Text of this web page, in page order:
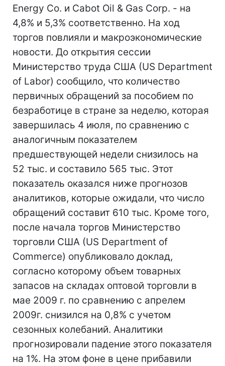
Energy Co. и Cabot Oil & Gas Corp. - на
4,8% и 5,3% соответственно. На ход
торгов повлияли и макроэкономические
новости. До открытия сессии
Министерство труда США (US Department
of Labor) сообщило, что количество
первичных обращений за пособием по
безработице в стране за неделю, которая
завершилась 4 июля, по сравнению с
аналогичным показателем
предшествующей недели снизилось на
52 тыс. и составило 565 тыс. Этот
показатель оказался ниже прогнозов
аналитиков, которые ожидали, что число
обращений составит 610 тыс. Кроме того,
после начала торгов Министерство
торговли США (US Department of
Commerce) опубликовало доклад,
согласно которому объем товарных
запасов на складах оптовой торговли в
мае 2009 г. по сравнению с апрелем
2009г. снизился на 0,8% с учетом
сезонных колебаний. Аналитики
прогнозировали падение этого показателя
на 1%. На этом фоне в цене прибавили